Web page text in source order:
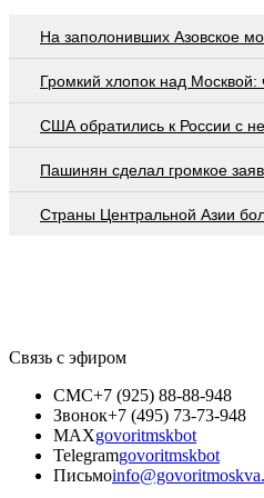
На заполонивших Азовское
Громкий хлопок над Москвой:
США обратились к России с
Пашинян сделал громкое
Страны Центральной Азии
Связь с эфиром
СМС+7 (925) 88-88-948
Звонок+7 (495) 73-73-948
MAXgovoritmskbot
Telegramgovoritmskbot
Письмо